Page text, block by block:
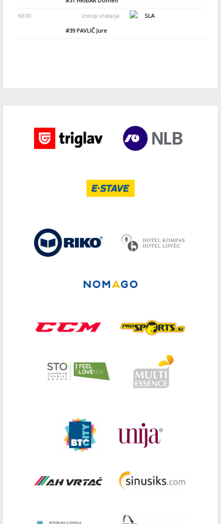
60:00 Izstop vratarja
SLA
#39PAVLIČ Jure